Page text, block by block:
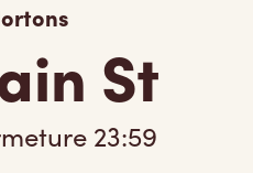
St
23:59